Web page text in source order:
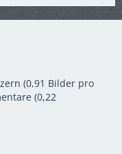
(0,91 Bilder pro
(0,22